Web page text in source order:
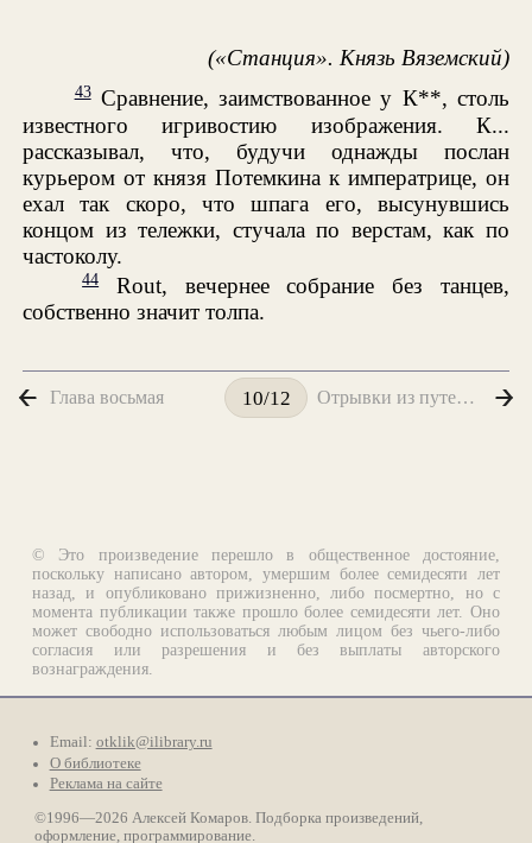
(«Станция». Князь Вяземский)
43Сравнение, заимствованное у К**, столь
известного игривостию изображения. К...
рассказывал, что, будучи однажды послан
курьером от князя Потемкина к императрице, он
ехал так скоро, что шпага его, высунувшись
концом из тележки, стучала по верстам, как по
частоколу.
44Rout, вечернее собрание без танцев,
собственно значит толпа.
Глава восьмая 10/12 Отрывки из путешествия Онегина
© Это произведение перешло в общественное достояние,
поскольку написано автором, умершим более семидесяти лет
назад, и опубликовано прижизненно, либо посмертно, но с
момента публикации также прошло более семидесяти лет. Оно
может свободно использоваться любым лицом без чьего-либо
согласия или разрешения и без выплаты авторского
вознаграждения.
Email: otklik@ilibrary.ru
О библиотеке
Реклама на сайте
©1996—2026 Алексей Комаров. Подборка произведений,
оформление, программирование.